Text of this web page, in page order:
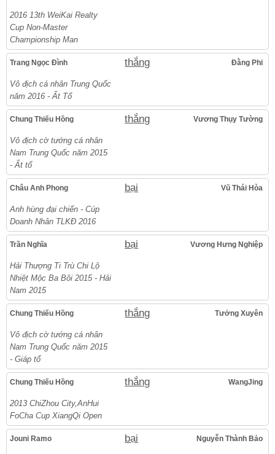
2016 13th WeiKai Realty
Cup Non-Master
Championship Man
Trang Ngọc Đình thắng Đằng Phi
Vô địch cá nhân Trung Quốc
năm 2016 - Ất Tổ
Chung Thiếu Hồng thắng Vương Thụy Tường
Vô địch cờ tướng cá nhân
Nam Trung Quốc năm 2015
- Ất tổ
Châu Anh Phong bại Vũ Thái Hòa
Anh hùng đại chiến - Cúp
Doanh Nhân TLKĐ 2016
Trần Nghĩa bại Vương Hưng Nghiệp
Hải Thượng Ti Trù Chi Lộ
Nhiệt Mộc Ba Bôi 2015 - Hải
Nam 2015
Chung Thiếu Hồng thắng Tưởng Xuyên
Vô địch cờ tướng cá nhân
Nam Trung Quốc năm 2015
- Giáp tổ
Chung Thiếu Hồng thắng WangJing
2013 ChiZhou City,AnHui
FoCha Cup XiangQi Open
Jouni Ramo bại Nguyễn Thành Bảo